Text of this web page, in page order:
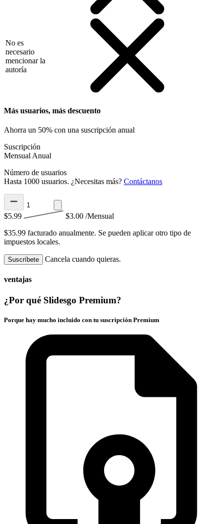
No es
necesario
mencionar la
autoría
Más usuarios, más descuento
Ahorra un 50% con una suscripción anual
Suscripción
Mensual Anual
Número de usuarios
Hasta 1000 usuarios. ¿Necesitas más? Contáctanos
$5.99 $3.00 /Mensual
$35.99 facturado anualmente. Se pueden aplicar otro tipo de
impuestos locales.
Suscríbete Cancela cuando quieras.
ventajas
¿Por qué Slidesgo Premium?
Porque hay mucho incluido con tu suscripción Premium